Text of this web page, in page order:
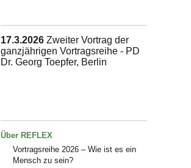
17.3.2026 Zweiter Vortrag der
ganzjährigen Vortragsreihe - PD
Dr. Georg Toepfer, Berlin
Über REFLEX
Vortragsreihe 2026 – Wie ist es ein
Mensch zu sein?